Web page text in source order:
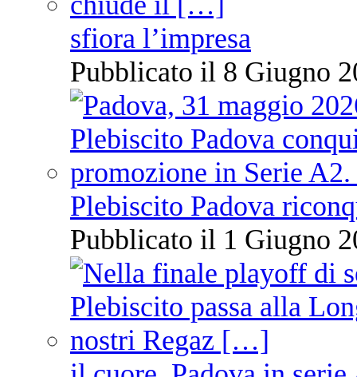
sfiora l’impresa
Pubblicato il 8 Giugno
Plebiscito Padova
Pubblicato il 1 Giugno